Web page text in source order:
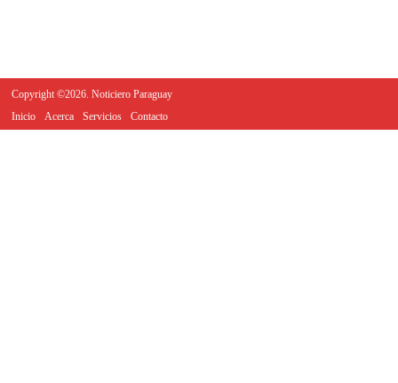
Copyright ©2026. Noticiero Paraguay
Inicio
Acerca Servicios Contacto